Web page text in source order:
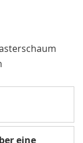
eine